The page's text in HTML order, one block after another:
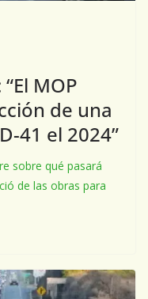
MOP
de una
41 el 2024”
sobre qué pasará
de las obras para